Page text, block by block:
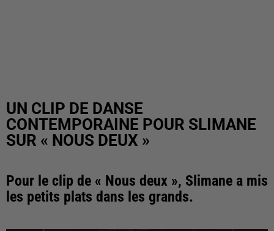
UN CLIP DE DANSE
CONTEMPORAINE POUR SLIMANE
SUR « NOUS DEUX »
Pour le clip de « Nous deux », Slimane a mis
les petits plats dans les grands.